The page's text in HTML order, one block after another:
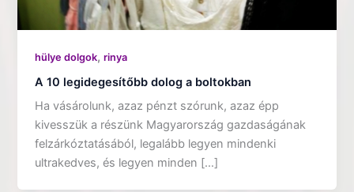
hülye dolgok,rinya
A 10 legidegesítőbb dolog a boltokban
Ha vásárolunk, azaz pénzt szórunk, azaz épp
kivesszük a részünk Magyarország gazdaságának
felzárkóztatásából, legalább legyen mindenki
ultrakedves, és legyen minden […]